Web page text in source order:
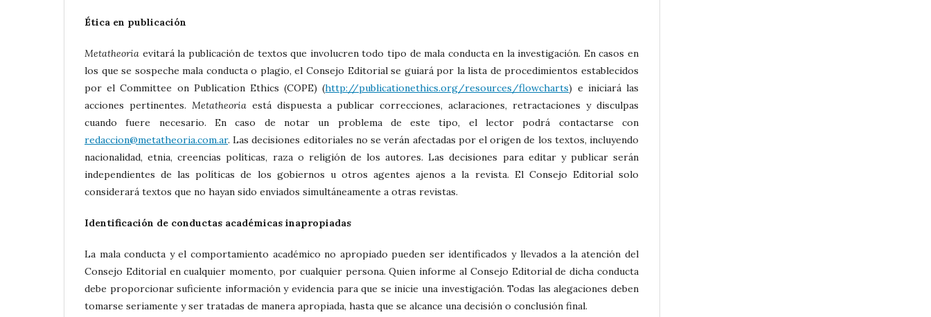
Ética en publicación
Metatheoria evitará la publicación de textos que involucren todo tipo de mala conducta en la investigación. En casos en
los que se sospeche mala conducta o plagio, el Consejo Editorial se guiará por la lista de procedimientos establecidos
por el Committee on Publication Ethics (COPE) (http://publicationethics.org/resources/flowcharts) e iniciará las
acciones pertinentes. Metatheoria está dispuesta a publicar correcciones, aclaraciones, retractaciones y disculpas
cuando fuere necesario. En caso de notar un problema de este tipo, el lector podrá contactarse con
redaccion@metatheoria.com.ar. Las decisiones editoriales no se verán afectadas por el origen de los textos, incluyendo
nacionalidad, etnia, creencias políticas, raza o religión de los autores. Las decisiones para editar y publicar serán
independientes de las políticas de los gobiernos u otros agentes ajenos a la revista. El Consejo Editorial solo
considerará textos que no hayan sido enviados simultáneamente a otras revistas.
Identificación de conductas académicas inapropiadas
La mala conducta y el comportamiento académico no apropiado pueden ser identificados y llevados a la atención del
Consejo Editorial en cualquier momento, por cualquier persona. Quien informe al Consejo Editorial de dicha conducta
debe proporcionar suficiente información y evidencia para que se inicie una investigación. Todas las alegaciones deben
tomarse seriamente y ser tratadas de manera apropiada, hasta que se alcance una decisión o conclusión final.